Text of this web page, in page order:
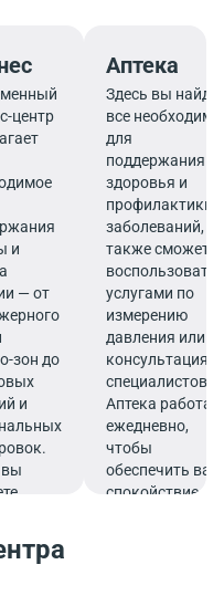
центр
и
— от
зон до
и
вы
и
Аптека
Здесь вы
все
для
поддержания
здоровья и
профилактики
заболеваний, а
также сможете
услугами по
измерению
давления или
специалистов.
Аптека
ежедневно,
чтобы
обеспечить
спокойствие и